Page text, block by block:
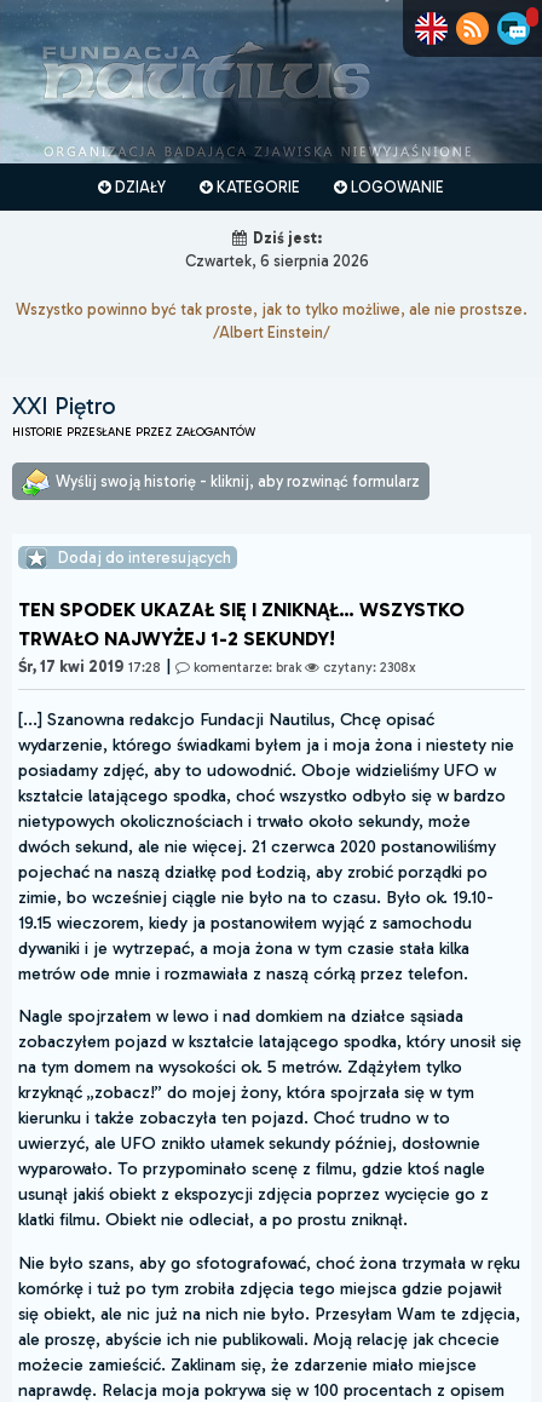
DZIAŁY KATEGORIE LOGOWANIE
Dziś jest:
Czwartek, 6 sierpnia 2026
Wszystko powinno być tak proste, jak to tylko możliwe, ale nie prostsze.
/Albert Einstein/
XXI Piętro
HISTORIE PRZESŁANE PRZEZ ZAŁOGANTÓW
Wyślij swoją historię - kliknij, aby rozwinąć formularz
Dodaj do interesujących
TEN SPODEK UKAZAŁ SIĘ I ZNIKNĄŁ… WSZYSTKO
TRWAŁO NAJWYŻEJ 1-2 SEKUNDY!
Śr, 17 kwi 2019 17:28 komentarze: brak czytany: 2308x
[...] Szanowna redakcjo Fundacji Nautilus, Chcę opisać
wydarzenie, którego świadkami byłem ja i moja żona i niestety nie
posiadamy zdjęć, aby to udowodnić. Oboje widzieliśmy UFO w
kształcie latającego spodka, choć wszystko odbyło się w bardzo
nietypowych okolicznościach i trwało około sekundy, może
dwóch sekund, ale nie więcej. 21 czerwca 2020 postanowiliśmy
pojechać na naszą działkę pod Łodzią, aby zrobić porządki po
zimie, bo wcześniej ciągle nie było na to czasu. Było ok. 19.10-
19.15 wieczorem, kiedy ja postanowiłem wyjąć z samochodu
dywaniki i je wytrzepać, a moja żona w tym czasie stała kilka
metrów ode mnie i rozmawiała z naszą córką przez telefon.
Nagle spojrzałem w lewo i nad domkiem na działce sąsiada
zobaczyłem pojazd w kształcie latającego spodka, który unosił się
na tym domem na wysokości ok. 5 metrów. Zdążyłem tylko
krzyknąć „zobacz!” do mojej żony, która spojrzała się w tym
kierunku i także zobaczyła ten pojazd. Choć trudno w to
uwierzyć, ale UFO znikło ułamek sekundy później, dosłownie
wyparowało. To przypominało scenę z filmu, gdzie ktoś nagle
usunął jakiś obiekt z ekspozycji zdjęcia poprzez wycięcie go z
klatki filmu. Obiekt nie odleciał, a po prostu zniknął.
Nie było szans, aby go sfotografować, choć żona trzymała w ręku
komórkę i tuż po tym zrobiła zdjęcia tego miejsca gdzie pojawił
się obiekt, ale nic już na nich nie było. Przesyłam Wam te zdjęcia,
ale proszę, abyście ich nie publikowali. Moją relację jak chcecie
możecie zamieścić. Zaklinam się, że zdarzenie miało miejsce
naprawdę. Relacja moja pokrywa się w 100 procentach z opisem